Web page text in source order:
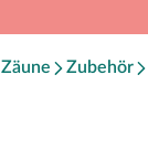
Zäune Zubehör